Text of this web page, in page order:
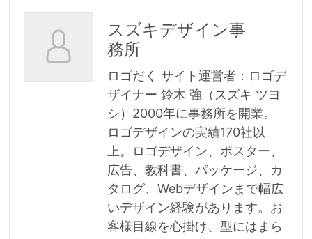
スズキデザイン事
務所
ロゴだく サイト運営者：ロゴデ
ザイナー 鈴木 強（スズキ ツヨ
シ）2000年に事務所を開業。
ロゴデザインの実績170社以
上。ロゴデザイン、ポスター、
広告、教科書、パッケージ、カ
タログ、Webデザインまで幅広
いデザイン経験があります。お
客様目線を心掛け、型にはまら